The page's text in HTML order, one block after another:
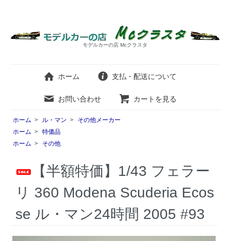
モデルカーの店 Mcクラスタ
ホーム 支払・配送について
お問い合わせ カートを見る
ホーム > ル・マン >
その他メーカー
ホーム > 特価品
ホーム > その他
【半額特価】1/43 フェラー
リ 360 Modena Scuderia Ecos
se ル・マン24時間 2005 #93